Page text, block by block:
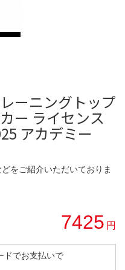
ーニングトップ
ー ライセンス
アカデミー
をご紹介いただいておりま
7425 円
ドでお支払いで